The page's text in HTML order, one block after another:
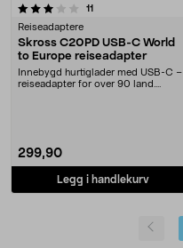
11
Reiseadaptere
Skross C20PD USB-C World
to Europe reiseadapter
Innebygd hurtiglader med USB-C –
reiseadapter for over 90 land.
299,90
Legg i handlekurv
4.5 av 5 stjerner